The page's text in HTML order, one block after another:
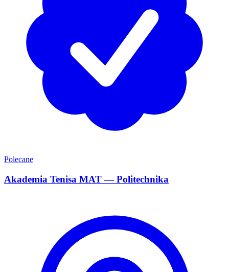
Polecane
Akademia Tenisa MAT — Politechnika